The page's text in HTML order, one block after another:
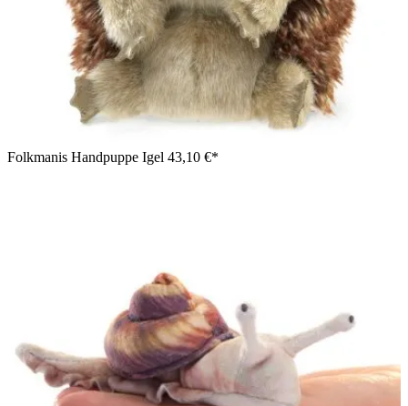
Folkmanis Handpuppe Igel 43,10 €*